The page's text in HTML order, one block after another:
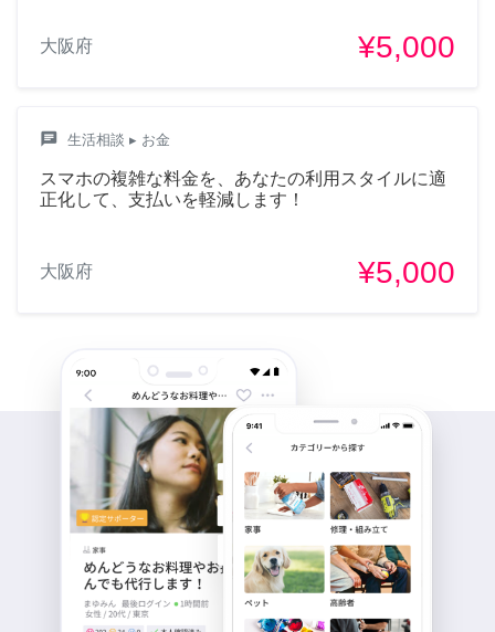
大阪府 ¥5,000
chat 生活相談 ▸ お金
スマホの複雑な料金を、あなたの利用スタイルに適
正化して、支払いを軽減します！
大阪府 ¥5,000